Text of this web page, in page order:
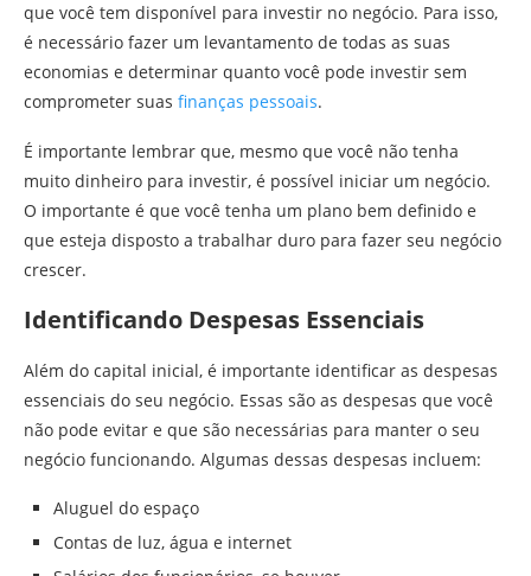
que você tem disponível para investir no negócio. Para isso,
é necessário fazer um levantamento de todas as suas
economias e determinar quanto você pode investir sem
comprometer suas finanças pessoais.
É importante lembrar que, mesmo que você não tenha
muito dinheiro para investir, é possível iniciar um negócio.
O importante é que você tenha um plano bem definido e
que esteja disposto a trabalhar duro para fazer seu negócio
crescer.
Identificando Despesas Essenciais
Além do capital inicial, é importante identificar as despesas
essenciais do seu negócio. Essas são as despesas que você
não pode evitar e que são necessárias para manter o seu
negócio funcionando. Algumas dessas despesas incluem:
Aluguel do espaço
Contas de luz, água e internet